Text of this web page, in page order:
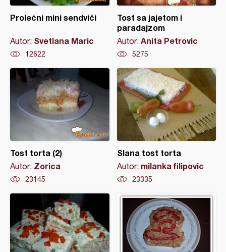
Prolećni mini sendviči
Autor: Svetlana Maric
12622
Tost sa jajetom i
paradajzom
Autor: Anita Petrovic
5275
Tost torta (2)
Autor: Zorica
23145
Slana tost torta
Autor: milanka filipovic
23335